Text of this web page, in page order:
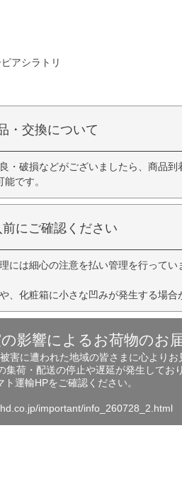
アシラトリ
・交換について
破損などがございましたら、商品
です。
前にご確認ください
には細心の注意を払い管理を行って
化粧箱に小さな凹みが発生する場合
影響によるお荷物のお
害に遭われた地域の皆さまに心よりお
集荷・配送の停止や遅延が発生してお
ト運輸HPをご確認ください。
important/info_260728_2.html